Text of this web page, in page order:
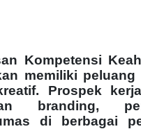
Kompetensi
memiliki
Prospek
branding,
di berbagai